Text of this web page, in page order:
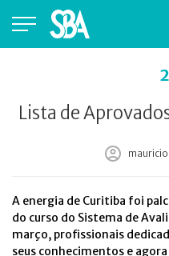
Lista de
mauricio
A energia de Curitiba foi
do curso do Sistema de
março, profissionais
seus conhecimentos e